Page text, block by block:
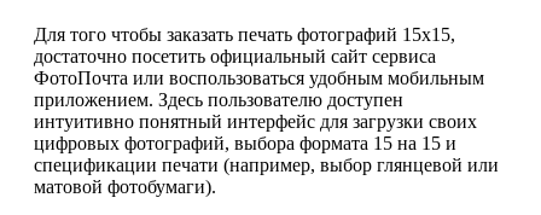
Для того чтобы заказать печать фотографий 15х15,
достаточно посетить официальный сайт сервиса
ФотоПочта или воспользоваться удобным мобильным
приложением. Здесь пользователю доступен
интуитивно понятный интерфейс для загрузки своих
цифровых фотографий, выбора формата 15 на 15 и
спецификации печати (например, выбор глянцевой или
матовой фотобумаги).